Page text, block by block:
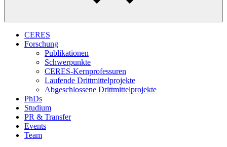
CERES
Forschung
Publikationen
Schwerpunkte
CERES-Kernprofessuren
Laufende Drittmittelprojekte
Abgeschlossene Drittmittelprojekte
PhDs
Studium
PR & Transfer
Events
Team